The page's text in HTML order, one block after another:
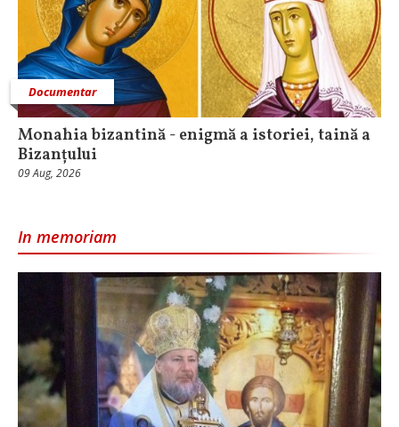
Documentar
Monahia bizantină - enigmă a istoriei, taină a
Bizanțului
09 Aug, 2026
In memoriam